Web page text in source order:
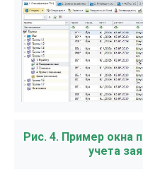
Рис. 4. Пример окна
учета